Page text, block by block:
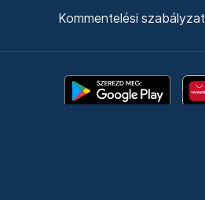
Kommentelési szabályzat